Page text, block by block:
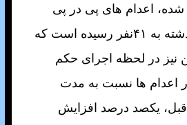
شده، اعدام های پی در پی
است که در ماه گذشته به ۴۱نفر رسيده است که
نيز در لحظه اجرای حکم
اعدام ها نسبت به مدت
مشابه سال های۱ قبل، يکصد درصد افزايش